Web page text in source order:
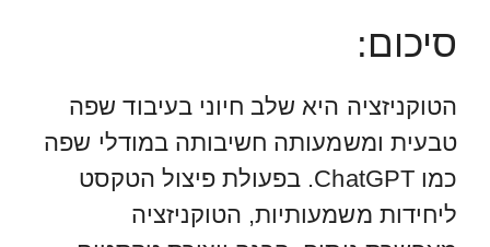
סיכום:
הטוקניזציה היא שלב חיוני בעיבוד שפה
טבעית ומשמעותה חשיבותה במודלי שפה
כמו ChatGPT. בפעולת פיצול הטקסט
ליחידות משמעותיות, הטוקניזציה